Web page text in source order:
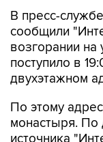
В пресс-
сообщили
возгорании
поступило в
двухэтажном
По этому
монастыря. По